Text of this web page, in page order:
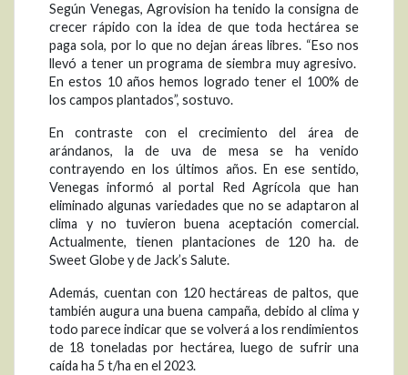
Según Venegas, Agrovision ha tenido la consigna de
crecer rápido con la idea de que toda hectárea se
paga sola, por lo que no dejan áreas libres. “Eso nos
llevó a tener un programa de siembra muy agresivo.
En estos 10 años hemos logrado tener el 100% de
los campos plantados”, sostuvo.
En contraste con el crecimiento del área de
arándanos, la de uva de mesa se ha venido
contrayendo en los últimos años. En ese sentido,
Venegas informó al portal Red Agrícola que han
eliminado algunas variedades que no se adaptaron al
clima y no tuvieron buena aceptación comercial.
Actualmente, tienen plantaciones de 120 ha. de
Sweet Globe y de Jack’s Salute.
Además, cuentan con 120 hectáreas de paltos, que
también augura una buena campaña, debido al clima y
todo parece indicar que se volverá a los rendimientos
de 18 toneladas por hectárea, luego de sufrir una
caída ha 5 t/ha en el 2023.